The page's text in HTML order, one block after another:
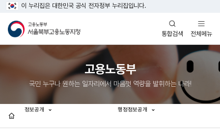
이 누리집은 대한민국 공식 전자정부 누리집입니다.
통합검색
열기
전체메뉴
열기
고용노동부
국민 누구나 원하는 일자리에서 마음껏 역량을 발휘하는 나라!
정보공개 행정정보공개